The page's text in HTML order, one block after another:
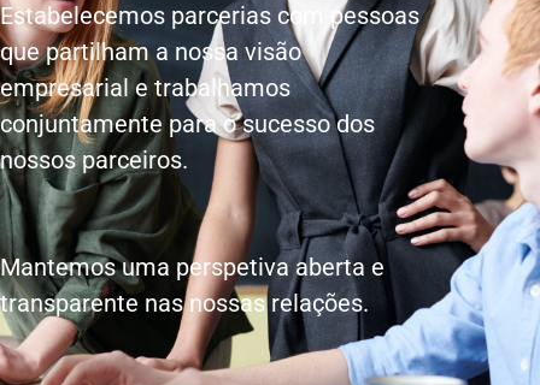
Estabelecemos parcerias com pessoas
que partilham a nossa visão
empresarial e trabalhamos
conjuntamente para o sucesso dos
nossos parceiros.
Mantemos uma perspetiva aberta e
transparente nas nossas relações.